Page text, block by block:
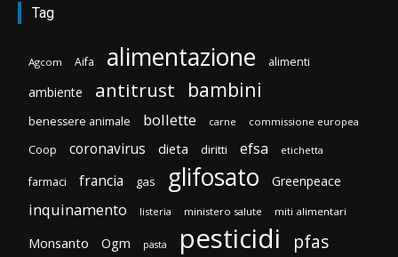
Tag
Agcom Aifa alimentazione alimenti
ambiente antitrust bambini
benessere animale bollette carne commissione europea
Coop coronavirus dieta diritti efsa etichetta
farmaci francia gas glifosato Greenpeace
inquinamento listeria ministero salute miti alimentari
Monsanto Ogm pasta pesticidi pfas